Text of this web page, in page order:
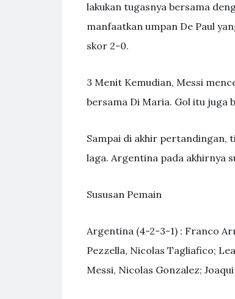
lakukan tugasnya bersama
manfaatkan umpan De Paul
skor 2-0.
3 Menit Kemudian, Messi
bersama Di Maria. Gol itu juga
Sampai di akhir pertandingan,
laga. Argentina pada akhirnya
Sususan Pemain
Argentina (4-2-3-1) : Franco
Pezzella, Nicolas Tagliafico;
Messi, Nicolas Gonzalez;